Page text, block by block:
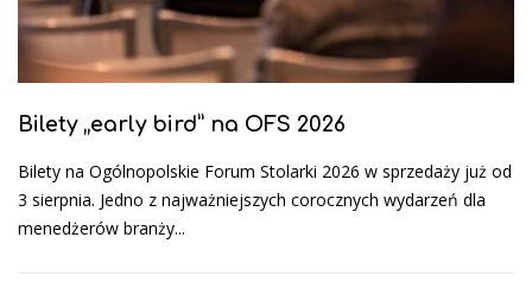
Bilety „early bird” na OFS 2026
Bilety na Ogólnopolskie Forum Stolarki 2026 w sprzedaży już od
3 sierpnia. Jedno z najważniejszych corocznych wydarzeń dla
menedżerów branży...